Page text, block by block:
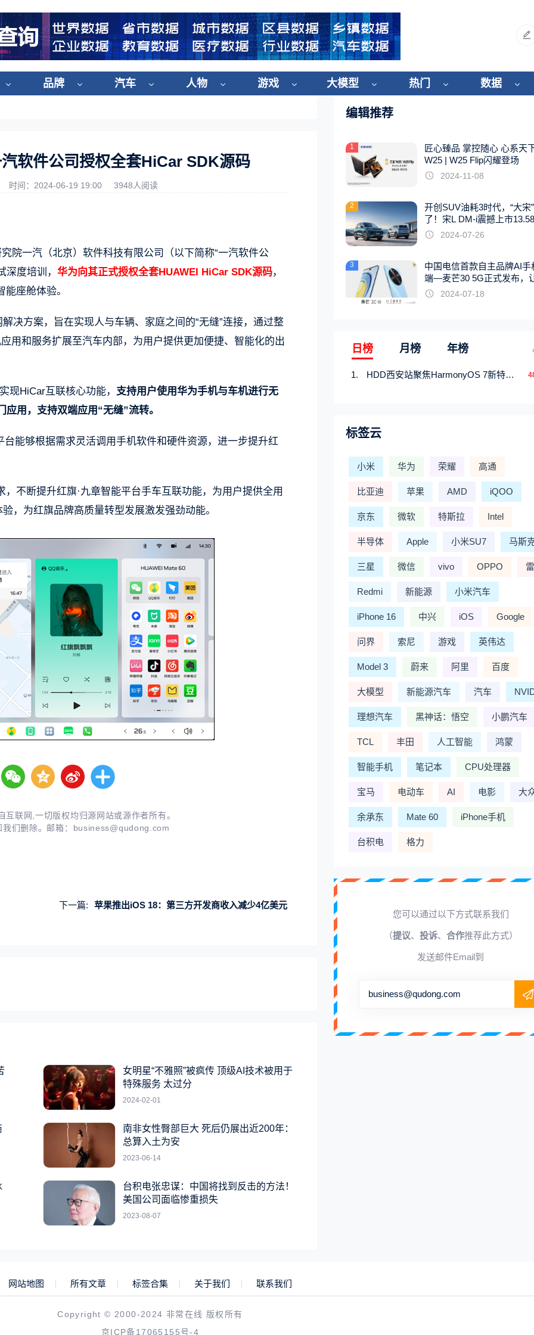
品牌 汽车 人物 游戏 大模型 热门 数据
软件公司授权全套HiCar SDK源码
时间：2024-06-19 19:00 3948人阅读
院一汽（北京）软件科技有限公司（以下简称“一汽软件公
度培训， 华为向其正式授权全套HUAWEI HiCar SDK源码，
座舱体验。
决方案，旨在实现人与车辆、家庭之间的“无缝”连接，通过整
用和服务扩展至汽车内部，为用户提供更加便捷、智能化的出
现HiCar互联核心功能， 支持用户使用华为手机与车机进行无
用，支持双端应用“无缝”流转。
能够根据需求灵活调用手机软件和硬件资源，进一步提升红
不断提升红旗·九章智能平台手车互联功能，为用户提供全用
，为红旗品牌高质量转型发展激发强劲动能。
联网,一切版权均归源网站或源作者所有。
们删除。邮箱： business@qudong.com
下一篇: 苹果推出iOS 18：第三方开发商收入减少4亿美元
女明星“不雅照”被疯传 顶级AI技术被用于
特殊服务 太过分
2024-02-01
南非女性臀部巨大 死后仍展出近200年：
总算入土为安
2023-06-14
台积电张忠谋：中国将找到反击的方法！
美国公司面临惨重损失
2023-08-07
编辑推荐
1
匠心臻品 掌控随心 心系天
W25 | W25 Flip闪耀登场
2024-11-08
2
开创SUV油耗3时代，“大宋
了！宋L DM-i震撼上市
起
2024-07-26
3
中国电信首款自主品牌AI手
端—麦芒30 5G正式发布，
触手可及2024-07-18
日榜 月榜 年榜
HDD西安站聚焦HarmonyOS 7新特性，解锁从互联到智能的应用开发新范式
标签云
小米 华为 荣耀 高通
比亚迪 苹果 AMD iQOO
京东 微软 特斯拉 Intel
半导体 Apple 小米SU7 马斯
三星 微信 vivo OPPO
Redmi 新能源 小米汽车
iPhone 16 中兴 iOS Google
问界 索尼 游戏 英伟达
Model 3 蔚来 阿里 百度
大模型 新能源汽车 汽车
理想汽车 黑神话：悟空 小鹏汽车
TCL 丰田 人工智能 鸿蒙
智能手机 笔记本 CPU处理器
宝马 电动车 AI 电影 大
余承东 Mate 60 iPhone手机
台积电 格力
您可以通过以下方式联系我们
（提议、 投诉、 合作推荐此方式）
发送邮件Email到
business@qudong.com
网站地图 所有文章 标签合集 关于我们 联系我们
Copyright © 2000-2024 非常在线 版权所有
京ICP备17065155号-4